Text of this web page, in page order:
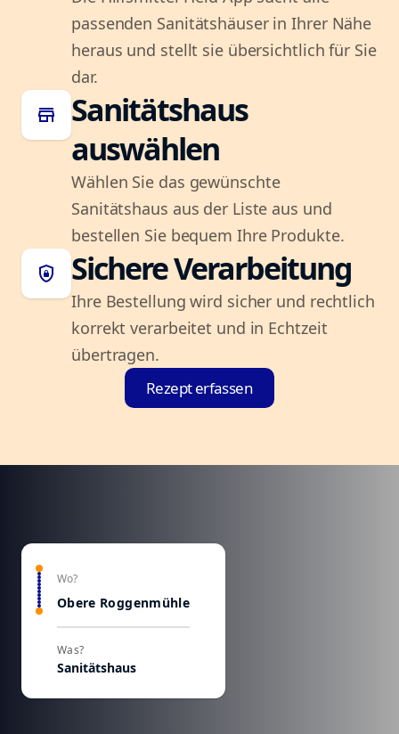
passenden Sanitätshäuser in Ihrer Nähe
heraus und stellt sie übersichtlich für Sie
dar.
store
Sanitätshaus
auswählen
Wählen Sie das gewünschte
Sanitätshaus aus der Liste aus und
bestellen Sie bequem Ihre Produkte.
shield_lock Sichere Verarbeitung
Ihre Bestellung wird sicher und rechtlich
korrekt verarbeitet und in Echtzeit
übertragen.
Rezept erfassen
Wo?
Obere Roggenmühle
Was?
Sanitätshaus